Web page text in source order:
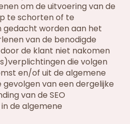
om de uitvoering van de
te schorten of te
gedacht worden aan het
van de benodigde
de klant niet nakomen
die volgen
en/of uit de algemene
van een dergelijke
van de SEO
de algemene